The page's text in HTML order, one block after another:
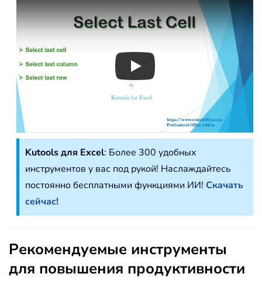
Play
Kutools для Excel: Более 300 удобных
инструментов у вас под рукой! Наслаждайтесь
постоянно бесплатными функциями ИИ! Скачать
сейчас!
Рекомендуемые инструменты
для повышения продуктивности